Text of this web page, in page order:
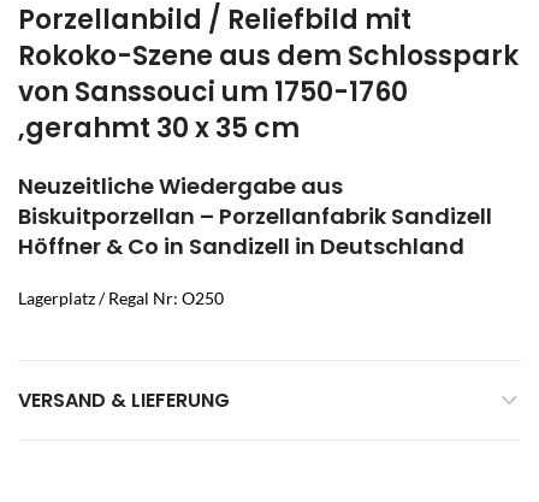
Porzellanbild / Reliefbild mit
Rokoko-Szene aus dem Schlosspark
von Sanssouci um 1750-1760
,gerahmt 30 x 35 cm
Neuzeitliche Wiedergabe aus
Biskuitporzellan – Porzellanfabrik Sandizell
Höffner & Co in Sandizell in Deutschland
Lagerplatz / Regal Nr: O250
VERSAND & LIEFERUNG